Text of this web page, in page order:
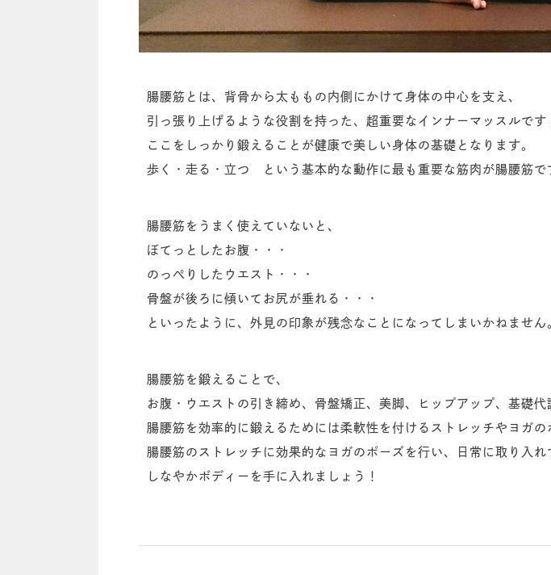
腸腰筋とは、背骨から太ももの内側にかけて身体の中心を支え、
引っ張り上げるような役割を持った、超重要なインナーマッスルです
ここをしっかり鍛えることが健康で美しい身体の基礎となります。
歩く・走る・立つ という基本的な動作に最も重要な筋肉が腸腰筋で
腸腰筋をうまく使えていないと、
ぼてっとしたお腹・・・
のっぺりしたウエスト・・・
骨盤が後ろに傾いてお尻が垂れる・・・
といったように、外見の印象が残念なことになってしまいかねません
腸腰筋を鍛えることで、
お腹・ウエストの引き締め、骨盤矯正、美脚、ヒップアップ、基礎
腸腰筋を効率的に鍛えるためには柔軟性を付けるストレッチやヨガの
腸腰筋のストレッチに効果的なヨガのポーズを行い、日常に取り入れ
しなやかボディーを手に入れましょう！